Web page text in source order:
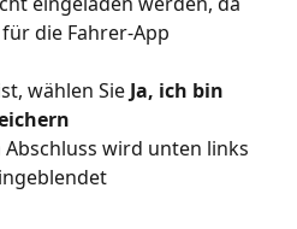
die Fahrer-App
wählen Sie Ja, ich bin
wird unten links